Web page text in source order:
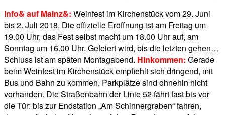
Info& auf Mainz&: Weinfest im Kirchenstück vom 29. Juni
bis 2. Juli 2018. Die offizielle Eröffnung ist am Freitag um
19.00 Uhr, das Fest selbst macht um 18.00 Uhr auf, am
Sonntag um 16.00 Uhr. Gefeiert wird, bis die letzten gehen…
Schluss ist am späten Montagabend. Hinkommen: Gerade
beim Weinfest im Kirchenstück empfiehlt sich dringend, mit
Bus und Bahn zu kommen, Parkplätze sind ohnehin nicht
vorhanden. Die Straßenbahn der Linie 52 fährt fast bis vor
die Tür: bis zur Endstation „Am Schinnergraben“ fahren,